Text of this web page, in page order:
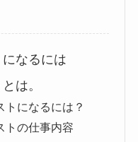
なるには
は。
トになるには？
トの仕事内容